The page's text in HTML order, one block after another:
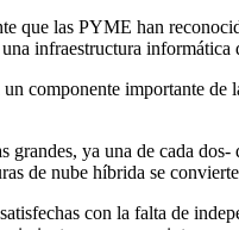
que las PYME han
infraestructura
componente importante de
grandes, ya una de cada
de nube híbrida se
con la falta de